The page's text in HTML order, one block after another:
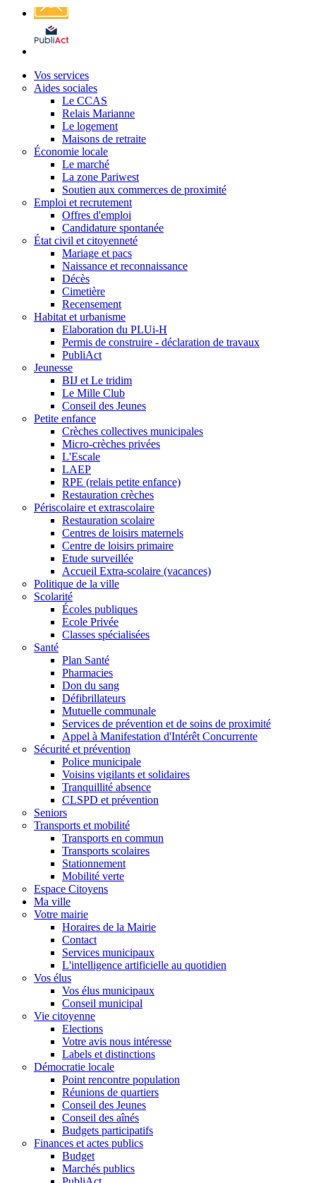
Affichage
légal
Vos services
Aides sociales
Le CCAS
Relais Marianne
Le logement
Maisons de retraite
Économie locale
Le marché
La zone Pariwest
Soutien aux commerces de proximité
Emploi et recrutement
Offres d'emploi
Candidature spontanée
État civil et citoyenneté
Mariage et pacs
Naissance et reconnaissance
Décès
Cimetière
Recensement
Habitat et urbanisme
Elaboration du PLUi-H
Permis de construire - déclaration de travaux
PubliAct
Jeunesse
BIJ et Le tridim
Le Mille Club
Conseil des Jeunes
Petite enfance
Crèches collectives municipales
Micro-crèches privées
L'Escale
LAEP
RPE (relais petite enfance)
Restauration crèches
Périscolaire et extrascolaire
Restauration scolaire
Centres de loisirs maternels
Centre de loisirs primaire
Etude surveillée
Accueil Extra-scolaire (vacances)
Politique de la ville
Scolarité
Écoles publiques
Ecole Privée
Classes spécialisées
Santé
Plan Santé
Pharmacies
Don du sang
Défibrillateurs
Mutuelle communale
Services de prévention et de soins de proximité
Appel à Manifestation d'Intérêt Concurrente
Sécurité et prévention
Police municipale
Voisins vigilants et solidaires
Tranquillité absence
CLSPD et prévention
Seniors
Transports et mobilité
Transports en commun
Transports scolaires
Stationnement
Mobilité verte
Espace Citoyens
Ma ville
Votre mairie
Horaires de la Mairie
Contact
Services municipaux
L'intelligence artificielle au quotidien
Vos élus
Vos élus municipaux
Conseil municipal
Vie citoyenne
Elections
Votre avis nous intéresse
Labels et distinctions
Démocratie locale
Point rencontre population
Réunions de quartiers
Conseil des Jeunes
Conseil des aînés
Budgets participatifs
Finances et actes publics
Budget
Marchés publics